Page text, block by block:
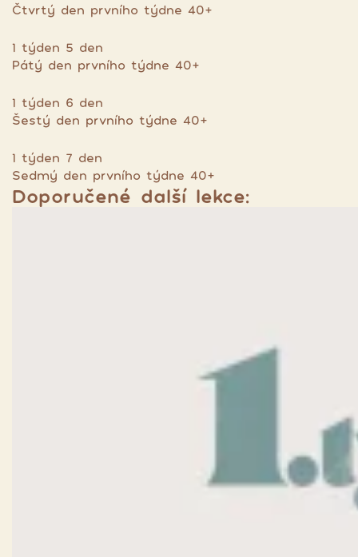
Čtvrtý den prvního týdne 40+
1 týden 5 den
Pátý den prvního týdne 40+
1 týden 6 den
Šestý den prvního týdne 40+
1 týden 7 den
Sedmý den prvního týdne 40+
Doporučené další lekce: